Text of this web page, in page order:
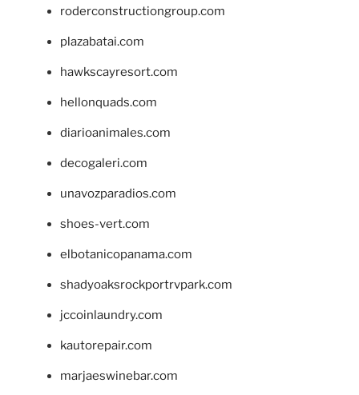
roderconstructiongroup.com
plazabatai.com
hawkscayresort.com
hellonquads.com
diarioanimales.com
decogaleri.com
unavozparadios.com
shoes-vert.com
elbotanicopanama.com
shadyoaksrockportrvpark.com
jccoinlaundry.com
kautorepair.com
marjaeswinebar.com